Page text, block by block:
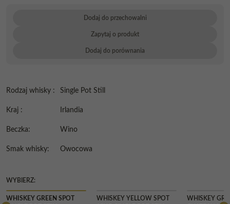
Dodaj do przechowalni
Zapytaj o produkt
Dodaj do porównania
Rodzaj whisky : Single Pot Still
Kraj : Irlandia
Beczka: Wino
Smak whisky: Owocowa
WYBIERZ:
WHISKEY GREEN SPOT
WHISKEY YELLOW SPOT
WHISKEY